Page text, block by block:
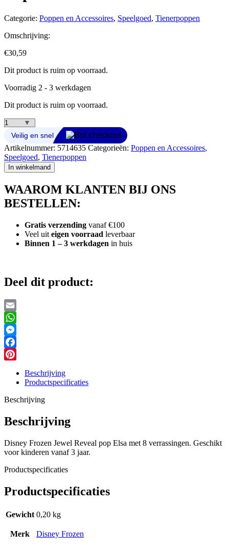
Categorie: Poppen en Accessoires, Speelgoed, Tienerpoppen
Omschrijving:
€30,59
Dit product is ruim op voorraad.
Voorradig 2 - 3 werkdagen
Dit product is ruim op voorraad.
Disney
Frozen
Jewel
Reveal
Pop
Elsa
Artikelnummer: 5714635 Categorieën: Poppen en Accessoires,
Speelgoed, Tienerpoppen
In winkelmand
WAAROM KLANTEN BIJ ONS
BESTELLEN:
Gratis verzending vanaf €100
Veel uit eigen voorraad leverbaar
Binnen 1 – 3 werkdagen in huis
Deel dit product:
Email
WhatsApp
Messenger
Facebook
Beschrijving
Productspecificaties
Beschrijving
Beschrijving
Disney Frozen Jewel Reveal pop Elsa met 8 verrassingen. Geschikt
voor kinderen vanaf 3 jaar.
Productspecificaties
Productspecificaties
Gewicht 0,20 kg
Merk Disney Frozen